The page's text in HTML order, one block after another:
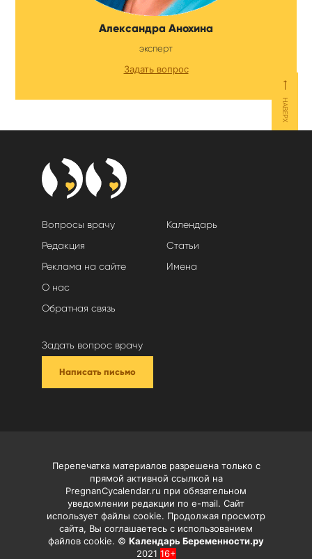
Александра Анохина
эксперт
Задать вопрос
⟵
НАВЕРХ
Вопросы врачу
Редакция
Реклама на сайте
О нас
Обратная связь
Календарь
Статьи
Имена
Задать вопрос врачу
Написать письмо
Перепечатка материалов разрешена только с
прямой активной ссылкой на
PregnanCycalendar.ru при обязательном
уведомлении редакции по e-mail. Сайт
использует файлы cookie. Продолжая просмотр
сайта, Вы соглашаетесь с использованием
файлов cookie. © Календарь Беременности.ру
2021 16+